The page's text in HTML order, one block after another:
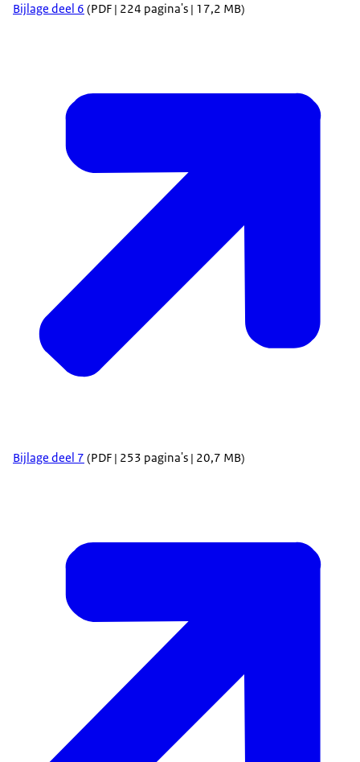
Bijlage deel 6 (PDF | 224 pagina's | 17,2 MB)
Bijlage deel 7 (PDF | 253 pagina's | 20,7 MB)